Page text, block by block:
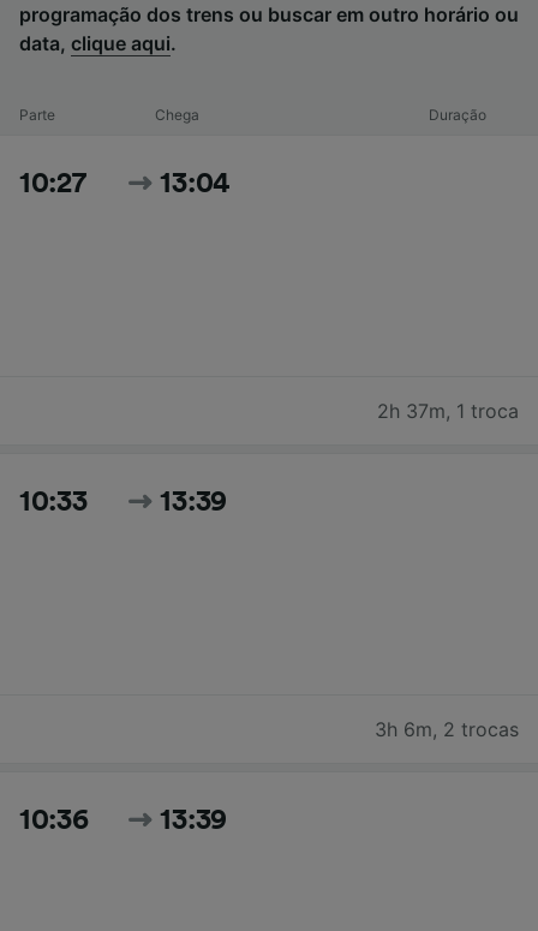
programação dos trens ou buscar em outro horário ou
data, clique aqui.
Parte Chega Duração
10:27 13:04
2h 37m, 1 troca
10:33 13:39
3h 6m, 2 trocas
10:36 13:39